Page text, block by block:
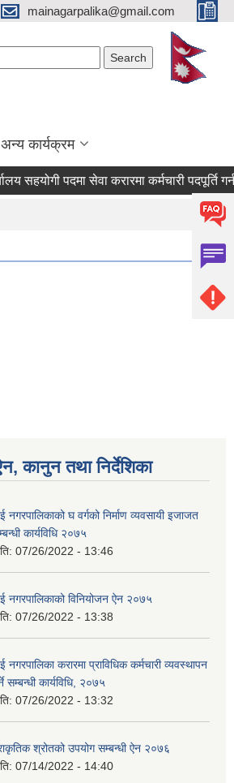
mainagarpalika@gmail.com
अन्य कार्यक्रम
सहयोगी पदमा सेवा करारमा कर्मचारी पदपूर्ति गर्न
कानुन तथा निर्देशिका
नगरपालिकाको घ वर्गको निर्माण व्यवसायी इजाजत
कार्यविधि २०७५
07/26/2022 - 13:46
नगरपालिकाको विनियोजन ऐन २०७५
07/26/2022 - 13:38
नगरपालिका करारमा प्राविधिक कर्मचारी व्यवस्थापन
सम्बन्धी कार्यविधि, २०७५
07/26/2022 - 13:32
श्रोतको उपयोग सम्बन्धी ऐन २०७६
07/14/2022 - 14:40